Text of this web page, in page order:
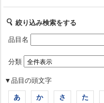
絞り込み検索をする
品目名
分類
▼品目の頭文字
あ か さ た